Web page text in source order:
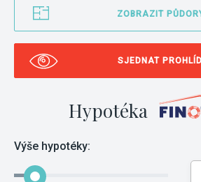
ZOBRAZIT
SJEDNAT
Hypotéka
Výše hypotéky: